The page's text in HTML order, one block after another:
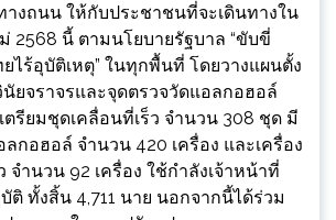
างถนน ให้กับประชาชนที่จะเดินทางใน
2568 นี้ ตามนโยบายรัฐบาล “ขับขี่
ไร้อุบัติเหตุ” ในทุกพื้นที่ โดยวางแผนตั้ง
ยจราจรและจุดตรวจวัดแอลกอฮอล์
ตรียมชุดเคลื่อนที่เร็ว จำนวน 308 ชุด มี
ลกอฮอล์ จำนวน 420 เครื่อง และเครื่อง
จำนวน 92 เครื่อง ใช้กำลังเจ้าหน้าที่
ติ ทั้งสิ้น 4,711 นาย นอกจากนี้ได้ร่วม